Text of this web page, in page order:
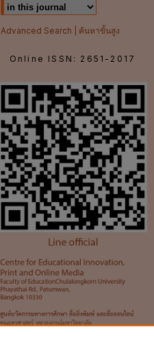
Advanced Search | ค้นหาขั้นสูง
Online ISSN: 2651-2017